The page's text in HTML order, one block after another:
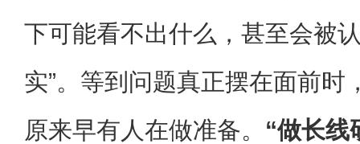
下可能看不出什么，甚至会被
实”。等到问题真正摆在面前时
原来早有人在做准备。 “做长线